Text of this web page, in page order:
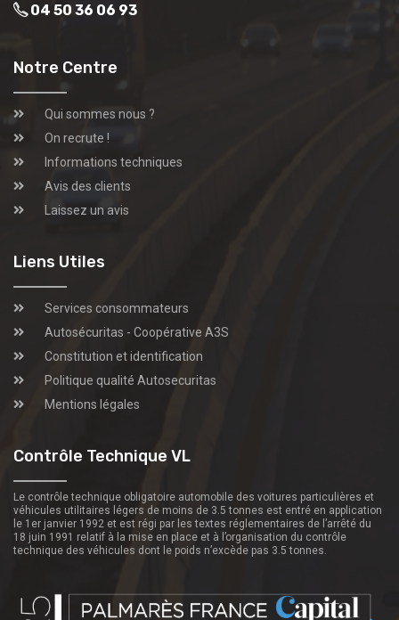
04 50 36 06 93
Notre Centre
Qui sommes nous ?
On recrute !
Informations techniques
Avis des clients
Laissez un avis
Liens Utiles
Services consommateurs
Autosécuritas - Coopérative A3S
Constitution et identification
Politique qualité Autosecuritas
Mentions légales
Contrôle Technique VL
Le contrôle technique obligatoire automobile des voitures particulières et
véhicules utilitaires légers de moins de 3.5 tonnes est entré en application
le 1er janvier 1992 et est régi par les textes réglementaires de l’arrêté du
18 juin 1991 relatif à la mise en place et à l’organisation du contrôle
technique des véhicules dont le poids n’excède pas 3.5 tonnes.